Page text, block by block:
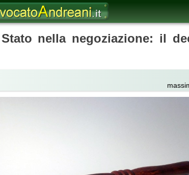
nella negoziazione: il